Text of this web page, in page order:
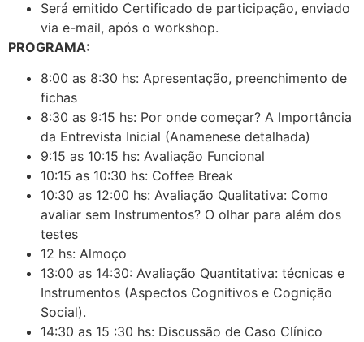
Será emitido Certificado de participação, enviado
via e-mail, após o workshop.
PROGRAMA:
8:00 as 8:30 hs: Apresentação, preenchimento de
fichas
8:30 as 9:15 hs: Por onde começar? A Importância
da Entrevista Inicial (Anamenese detalhada)
9:15 as 10:15 hs: Avaliação Funcional
10:15 as 10:30 hs: Coffee Break
10:30 as 12:00 hs: Avaliação Qualitativa: Como
avaliar sem Instrumentos? O olhar para além dos
testes
12 hs: Almoço
13:00 as 14:30: Avaliação Quantitativa: técnicas e
Instrumentos (Aspectos Cognitivos e Cognição
Social).
14:30 as 15 :30 hs: Discussão de Caso Clínico